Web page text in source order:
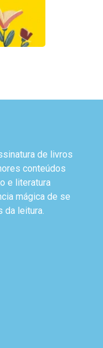
de livros
conteúdos
e literatura
mágica de se
da leitura.